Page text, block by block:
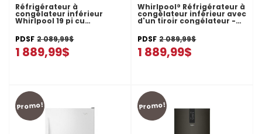
Réfrigérateur à
congélateur inférieur
Whirlpool 19 pi cu
WRB329LFBM
PDSF 2 089,99$
1 889,99$
Whirlpool® Réfrigérateur à
congélateur inférieur avec
d'un tiroir congélateur -
30 po - 19 pi cu
WRB329RFBM
PDSF 2 089,99$
1 889,99$
Promo! Promo!